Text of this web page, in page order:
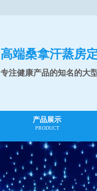
高端桑拿汗蒸房
专注健康产品的知名的大
产品展示
PRODUCT